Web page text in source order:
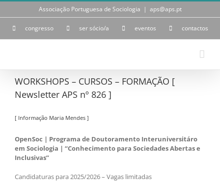
Skip
Associação Portuguesa de Sociologia | aps@aps.pt
congresso ser sócio/a eventos contactos
WORKSHOPS – CURSOS – FORMAÇÃO [
Newsletter APS nº 826 ]
[ Informação Maria Mendes ]
OpenSoc | Programa de Doutoramento Interuniversitáro
em Sociologia | “Conhecimento para Sociedades Abertas e
Inclusivas”
Candidaturas para 2025/2026 – Vagas limitadas